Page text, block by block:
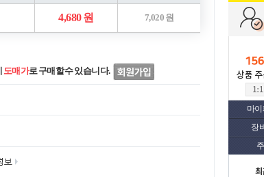
마
장
4,680 원 7,020 원
도매가로 구매할 수 있습니다.